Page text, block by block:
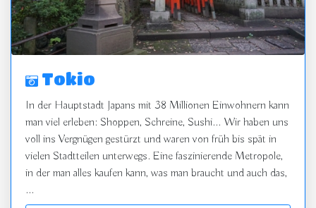
Tokio
In der Hauptstadt Japans mit 38 Millionen Einwohnern kann
man viel erleben: Shoppen, Schreine, Sushi... Wir haben uns
voll ins Vergnügen gestürzt und waren von früh bis spät in
vielen Stadtteilen unterwegs. Eine faszinierende Metropole,
in der man alles kaufen kann, was man braucht und auch das,
...